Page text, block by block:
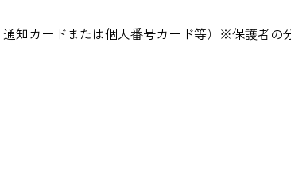
知カードまたは個人番号カード等）※保護者の